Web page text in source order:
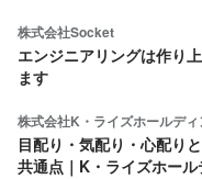
株式会社Socket
エンジニアリングは作り
ます
株式会社K・ライズホールディ
目配り・気配り・心配り
共通点｜K・ライズホー